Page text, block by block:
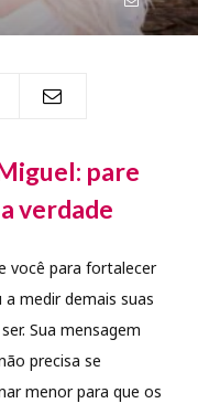
pare
verdade
você para fortalecer
medir demais suas
Sua mensagem
precisa se
menor para que os